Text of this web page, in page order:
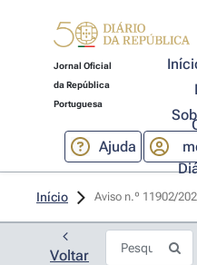
Jornal Oficial
da República
Portuguesa
Ajuda
Início Aviso n.º 11902/
Voltar